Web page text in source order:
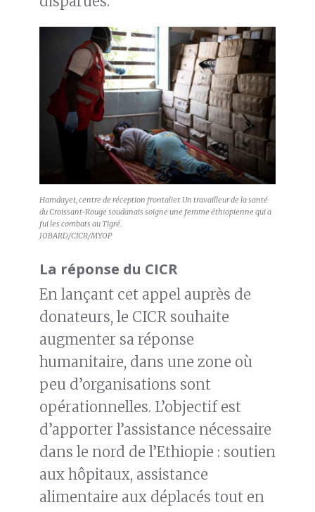
Hamdayet, centre de réception frontalier. Un travailleur de la santé
du Croissant-Rouge soudanais soigne une femme éthiopienne qui a
fui les combats au Tigré.
JOBARD/CICR/MYOP
La réponse du CICR
En lançant cet appel auprès de
donateurs, le CICR souhaite
augmenter sa réponse
humanitaire, dans une zone où
peu d’organisations sont
opérationnelles. L’objectif est
d’apporter l’assistance nécessaire
dans le nord de l’Ethiopie : soutien
aux hôpitaux, assistance
alimentaire aux déplacés tout en